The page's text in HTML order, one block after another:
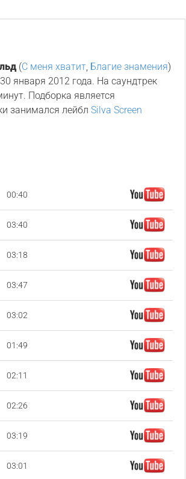
(С меня хватит, Благие знамения)
января 2012 года. На саундтрек
Подборка является
занимался лейблSilva Screen
00:40
03:40
03:18
03:47
03:02
01:49
02:11
02:26
03:19
03:01